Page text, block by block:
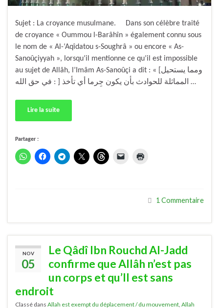
Sujet : La croyance musulmane. Dans son célèbre traité
de croyance « Oummou l-Barâhîn » également connu sous
le nom de « Al-‘Aqîdatou s-Soughrâ » ou encore « As-
Sanoûçiyyah », lorsqu’il mentionne ce qu’il est impossible
au sujet de Allâh, l’Imâm As-Sanoûçi a dit : « [ومما يستحيل
في حق الله : ] المماثلة للحوادث بأن يكون جِرما أي تأخذ …
Lire la suite
Partager :
1 Commentaire
NOV
05
Le Qâdî Ibn Rouchd Al-Jadd
confirme que Allâh n’est pas
un corps et qu’Il est sans
endroit
Classé dans Allah est exempt du déplacement / du mouvement, Allah